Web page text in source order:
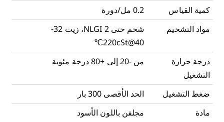
كمية القياس
0.2 مل/دورة
مواد التشحيم
شحم حتى NLGI 2، زيت 32-
220cSt@40℃
درجة حرارة
التشغيل
من -20 إلى +80 درجة مئوية
ضغط التشغيل
الحد الأقصى 300 بار
مادة
مجلفن باللون الأسود